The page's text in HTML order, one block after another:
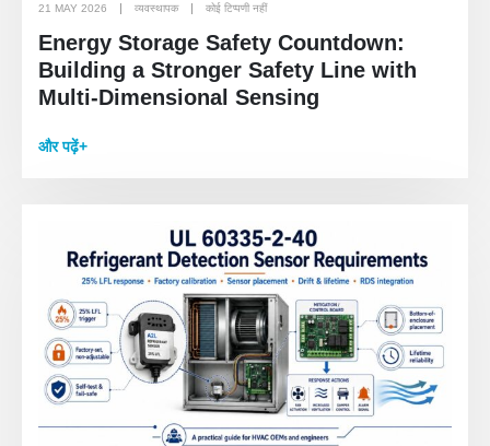
21 MAY 2026 व्यवस्थापक कोई टिप्पणी नहीं
Energy Storage Safety Countdown:
Building a Stronger Safety Line with
Multi-Dimensional Sensing
और पढ़ें+